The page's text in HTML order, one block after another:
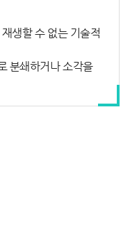
생할 수 없는 기술적
분쇄하거나 소각을